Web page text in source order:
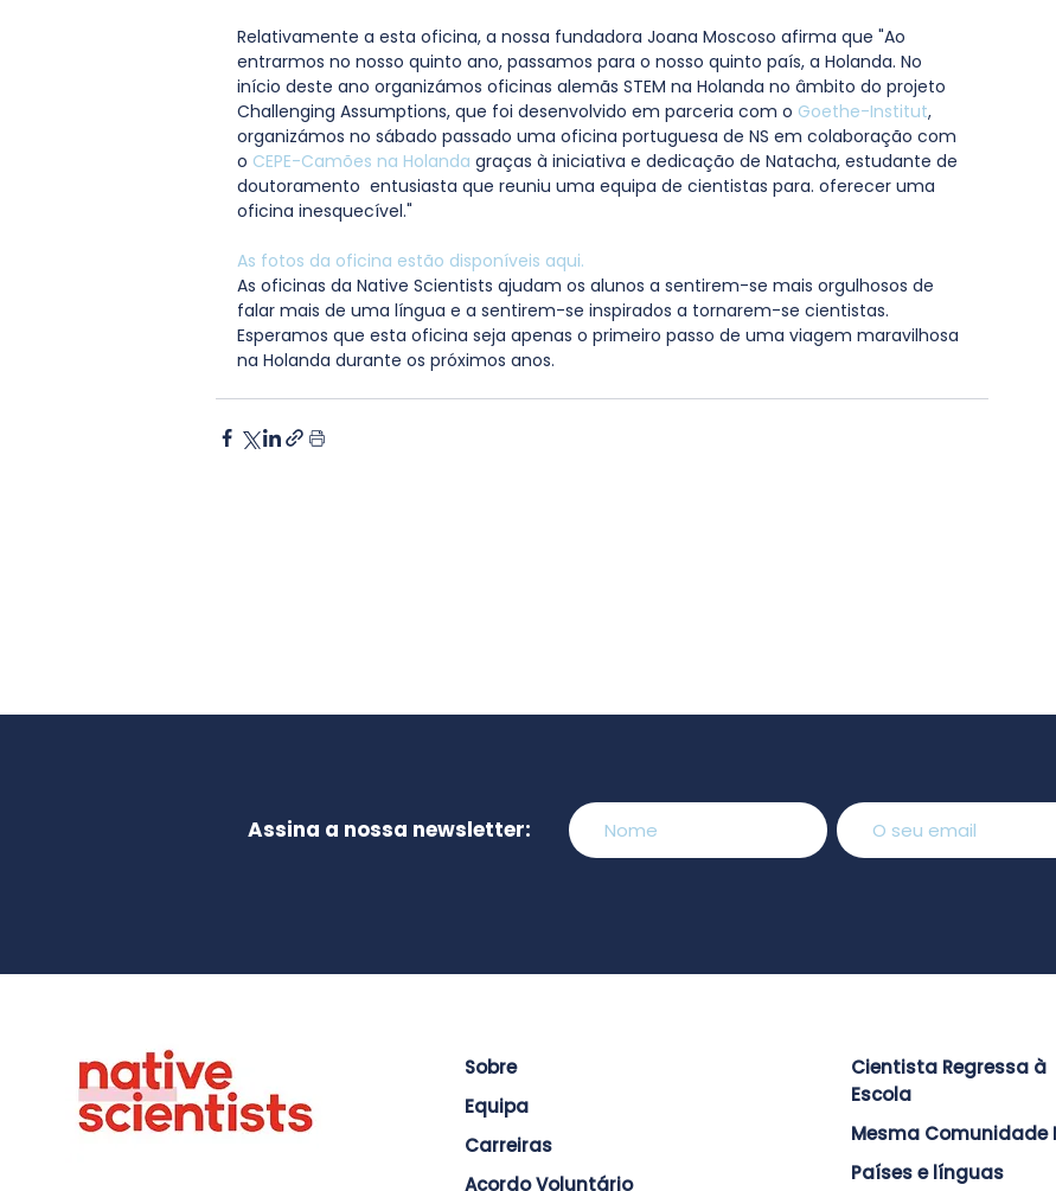
Relativamente a esta oficina, a nossa fundadora Joana Moscoso afirma que "Ao
entrarmos no nosso quinto ano, passamos para o nosso quinto país, a Holanda. No
início deste ano organizámos oficinas alemãs STEM na Holanda no âmbito do projeto
Challenging Assumptions, que foi desenvolvido em parceria com o Goethe-Institut,
organizámos no sábado passado uma oficina portuguesa de NS em colaboração com
o CEPE-Camões na Holanda graças à iniciativa e dedicação de Natacha, estudante de
doutoramento  entusiasta que reuniu uma equipa de cientistas para. oferecer uma
oficina inesquecível."
As fotos da oficina estão disponíveis aqui.
As oficinas da Native Scientists ajudam os alunos a sentirem-se mais orgulhosos de
falar mais de uma língua e a sentirem-se inspirados a tornarem-se cientistas.
Esperamos que esta oficina seja apenas o primeiro passo de uma viagem maravilhosa
na Holanda durante os próximos anos.
Assina a nossa newsletter:
Sobre
Equipa
Carreiras
Acordo Voluntário
Cientista Regressa à
Escola
Mesma Comunidade
Países e línguas